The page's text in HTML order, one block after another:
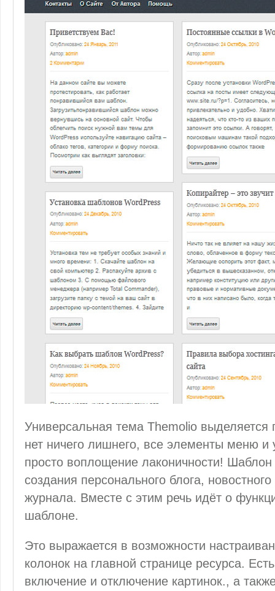
Универсальная тема Themolio выделяется
нет ничего лишнего, все элементы меню и
просто воплощение лаконичности!
создания персонального блога,
журнала. Вместе с этим речь идёт о
шаблоне.
Это выражается в возможности
колонок на главной странице ресурса.
включение и отключение картинок., а